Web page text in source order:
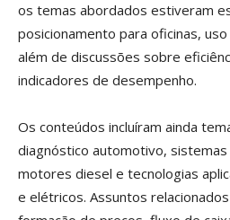
os temas abordados estiveram
posicionamento para oficinas,
além de discussões sobre
indicadores de desempenho.
Os conteúdos incluíram ainda
diagnóstico automotivo,
motores diesel e tecnologias
e elétricos. Assuntos